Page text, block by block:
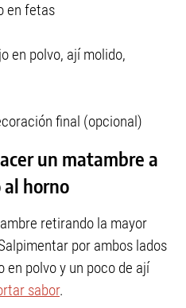
en fetas
en polvo, ají molido,
final (opcional)
un matambre a
horno
retirando la mayor
por ambos lados
polvo y un poco de ají
sabor.